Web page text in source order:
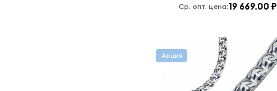
Ср. опт. цена:19 669.00 ₽
Акция